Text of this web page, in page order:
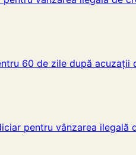
60 de zile după acuzații
pentru vânzarea